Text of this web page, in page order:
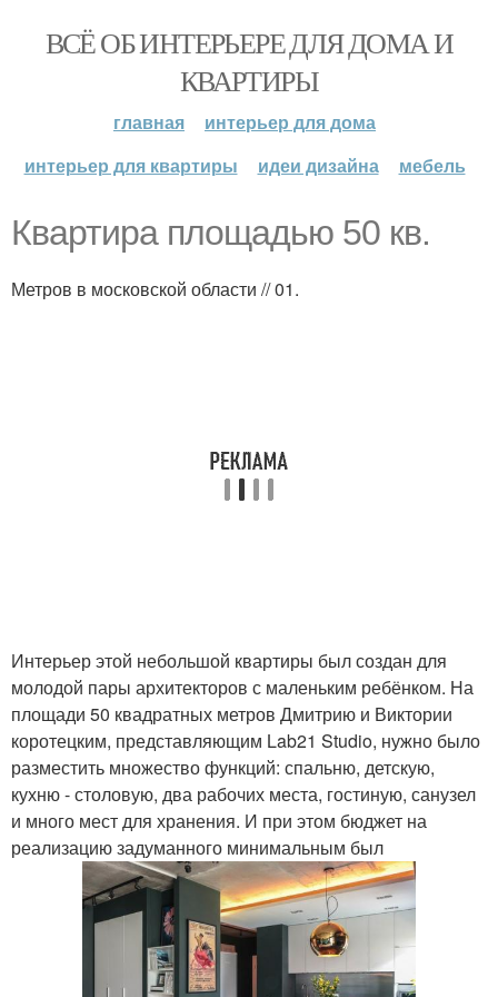
ВСЁ ОБ ИНТЕРЬЕРЕ ДЛЯ ДОМА И
КВАРТИРЫ
главная
интерьер для дома
интерьер для квартиры
идеи дизайна мебель
Квартира площадью 50 кв.
Метров в московской области // 01.
Интерьер этой небольшой квартиры был создан для
молодой пары архитекторов с маленьким ребёнком. На
площади 50 квадратных метров Дмитрию и Виктории
коротецким, представляющим Lab21 Studio, нужно было
разместить множество функций: спальню, детскую,
кухню - столовую, два рабочих места, гостиную, санузел
и много мест для хранения. И при этом бюджет на
реализацию задуманного минимальным был